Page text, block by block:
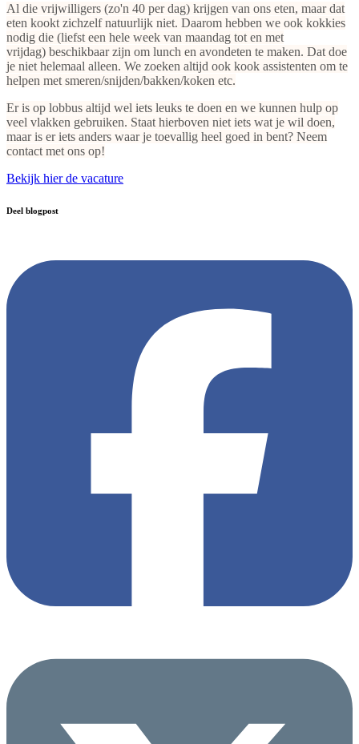
Al die vrijwilligers (zo'n 40 per dag) krijgen van ons eten, maar dat
eten kookt zichzelf natuurlijk niet. Daarom hebben we ook kokkies
nodig die (liefst een hele week van maandag tot en met
vrijdag) beschikbaar zijn om lunch en avondeten te maken. Dat doe
je niet helemaal alleen. We zoeken altijd ook kook assistenten om te
helpen met smeren/snijden/bakken/koken etc.
Er is op lobbus altijd wel iets leuks te doen en we kunnen hulp op
veel vlakken gebruiken. Staat hierboven niet iets wat je wil doen,
maar is er iets anders waar je toevallig heel goed in bent? Neem
contact met ons op!
Bekijk hier de vacature
Deel blogpost